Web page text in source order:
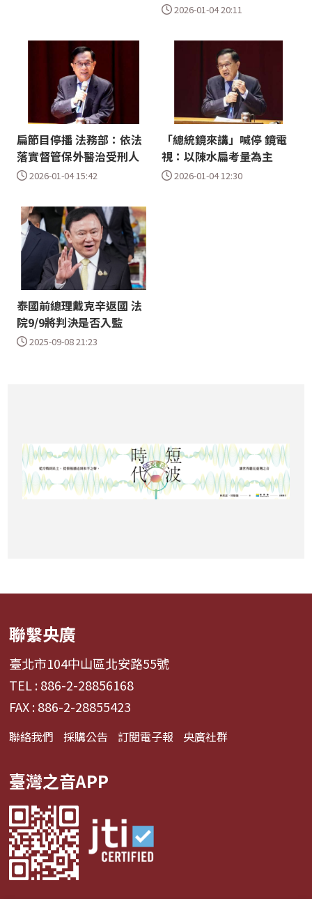
2026-01-04 20:11
扁節目停播 法務部：依法
落實督管保外醫治受刑人
2026-01-04 15:42
「總統鏡來講」喊停 鏡電
視：以陳水扁考量為主
2026-01-04 12:30
泰國前總理戴克辛返國 法
院9/9將判決是否入監
2025-09-08 21:23
聯繫央廣
臺北市104中山區北安路55號
TEL : 886-2-28856168
FAX : 886-2-28855423
聯絡我們 採購公告 訂閱電子報 央廣社群
臺灣之音APP